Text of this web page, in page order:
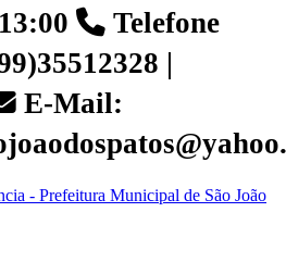
Telefone
|
E-Mail:
- Prefeitura Municipal de São João